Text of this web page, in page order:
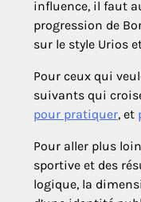
influence, il faut
progression de
sur le style Urios
Pour ceux qui
suivants qui
pour pratiquer, et
Pour aller plus
sportive et des
logique, la